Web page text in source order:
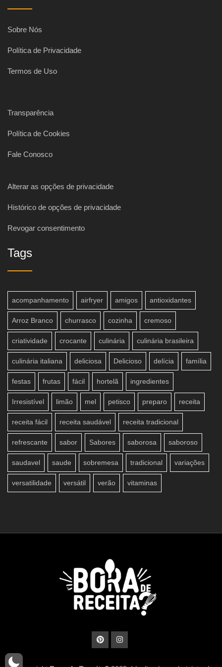
Sobre Nós
Política de Privacidade
Termos de Uso
Transparência
Política de Cookies
Fale Conosco
Alterar as opções de privacidade
Histórico de opções de privacidade
Revogar consentimento
Tags
acompanhamento airfryer amigos antioxidantes
Arroz Branco churrasco cozinha cremoso
criatividade crocante culinária culinária brasileira
culinária italiana deliciosa Delicioso delícia família
festas frutas fácil hortelã ingredientes
Irresistível limão mel petisco preparo receita
receita fácil receita saudável receita tradicional
refrescante sabor Sabores saborosa saboroso
saudavel saude sobremesa tradicional variações
versatilidade versátil verão vitaminas